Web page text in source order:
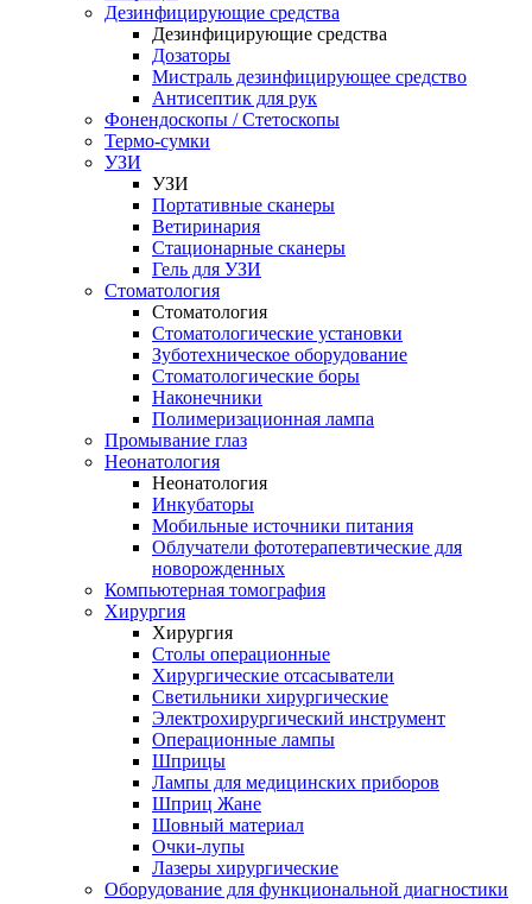
Дезинфицирующие средства
Дезинфицирующие средства
Дозаторы
Мистраль дезинфицирующее средство
Антисептик для рук
Фонендоскопы / Стетоскопы
Термо-сумки
УЗИ
УЗИ
Портативные сканеры
Ветиринария
Стационарные сканеры
Гель для УЗИ
Стоматология
Стоматология
Стоматологические установки
Зуботехническое оборудование
Стоматологические боры
Наконечники
Полимеризационная лампа
Промывание глаз
Неонатология
Неонатология
Инкубаторы
Мобильные источники питания
Облучатели фототерапевтические для
новорожденных
Компьютерная томография
Хирургия
Хирургия
Столы операционные
Хирургические отсасыватели
Светильники хирургические
Электрохирургический инструмент
Операционные лампы
Шприцы
Лампы для медицинских приборов
Шприц Жане
Шовный материал
Очки-лупы
Лазеры хирургические
Оборудование для функциональной диагностики